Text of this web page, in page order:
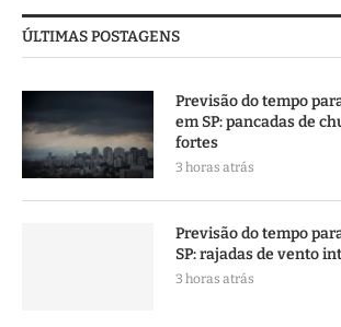
ÚLTIMAS POSTAGENS
Previsão do tempo
em SP: pancadas de
fortes
3 horas atrás
Previsão do tempo
SP: rajadas de vento
3 horas atrás